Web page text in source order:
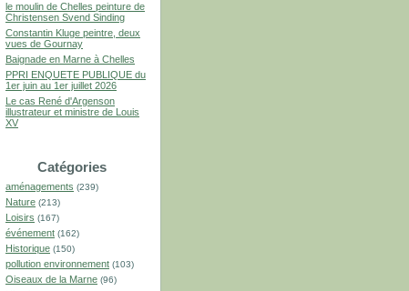
le moulin de Chelles peinture de
Christensen Svend Sinding
Constantin Kluge peintre, deux
vues de Gournay
Baignade en Marne à Chelles
PPRI ENQUETE PUBLIQUE du
1er juin au 1er juillet 2026
Le cas René d'Argenson
illustrateur et ministre de Louis
XV
Catégories
aménagements (239)
Nature (213)
Loisirs (167)
événement (162)
Historique (150)
pollution environnement (103)
Oiseaux de la Marne (96)